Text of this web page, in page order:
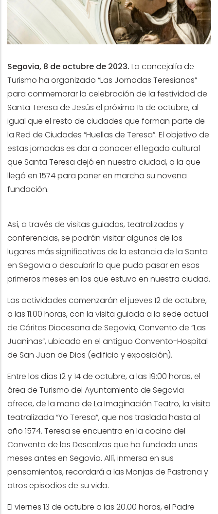
Segovia, 8 de octubre de 2023. La concejalía de
Turismo ha organizado “Las Jornadas Teresianas”
para conmemorar la celebración de la festividad de
Santa Teresa de Jesús el próximo 15 de octubre, al
igual que el resto de ciudades que forman parte de
la Red de Ciudades “Huellas de Teresa”. El objetivo de
estas jornadas es dar a conocer el legado cultural
que Santa Teresa dejó en nuestra ciudad, a la que
llegó en 1574 para poner en marcha su novena
fundación.
Así, a través de visitas guiadas, teatralizadas y
conferencias, se podrán visitar algunos de los
lugares más significativos de la estancia de la Santa
en Segovia o descubrir lo que pudo pasar en esos
primeros meses en los que estuvo en nuestra ciudad.
Las actividades comenzarán el jueves 12 de octubre,
a las 11.00 horas, con la visita guiada a la sede actual
de Cáritas Diocesana de Segovia, Convento de “Las
Juaninas”, ubicado en el antiguo Convento-Hospital
de San Juan de Dios (edificio y exposición).
Entre los días 12 y 14 de octubre, a las 19:00 horas, el
área de Turismo del Ayuntamiento de Segovia
ofrece, de la mano de La Imaginación Teatro, la visita
teatralizada “Yo Teresa”, que nos traslada hasta al
año 1574. Teresa se encuentra en la cocina del
Convento de las Descalzas que ha fundado unos
meses antes en Segovia. Allí, inmersa en sus
pensamientos, recordará a las Monjas de Pastrana y
otros episodios de su vida.
El viernes 13 de octubre a las 20.00 horas, el Padre